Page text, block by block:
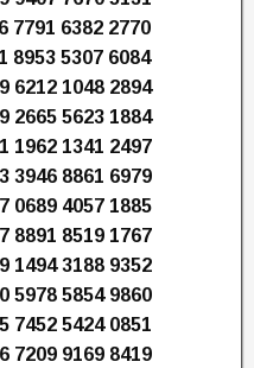
7791 6382 2770
8953 5307 6084
6212 1048 2894
2665 5623 1884
1962 1341 2497
3946 8861 6979
0689 4057 1885
8891 8519 1767
1494 3188 9352
5978 5854 9860
7452 5424 0851
7209 9169 8419